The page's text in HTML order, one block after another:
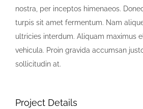
nostra, per inceptos himenaeos.
turpis sit amet fermentum. Nam
ultricies interdum. Aliquam maximus
vehicula. Proin gravida accumsan
sollicitudin at.
Project Details